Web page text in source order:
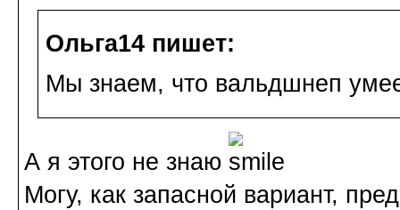
Ольга14 пишет:
Мы знаем, что вальдшнеп
А я этого не знаю
Могу, как запасной вариант,